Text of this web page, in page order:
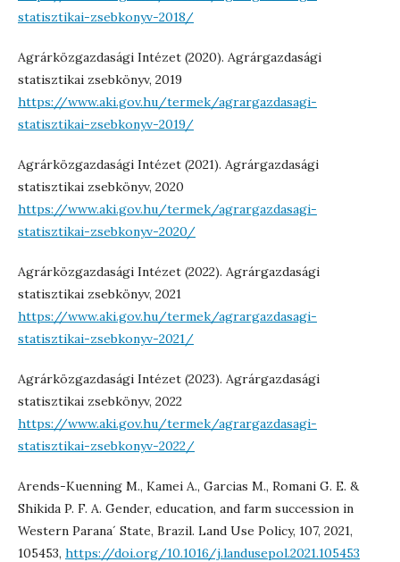
statisztikai-zsebkonyv-2018/
Agrárközgazdasági Intézet (2020). Agrárgazdasági
statisztikai zsebkönyv, 2019
https://www.aki.gov.hu/termek/agrargazdasagi-
statisztikai-zsebkonyv-2019/
Agrárközgazdasági Intézet (2021). Agrárgazdasági
statisztikai zsebkönyv, 2020
https://www.aki.gov.hu/termek/agrargazdasagi-
statisztikai-zsebkonyv-2020/
Agrárközgazdasági Intézet (2022). Agrárgazdasági
statisztikai zsebkönyv, 2021
https://www.aki.gov.hu/termek/agrargazdasagi-
statisztikai-zsebkonyv-2021/
Agrárközgazdasági Intézet (2023). Agrárgazdasági
statisztikai zsebkönyv, 2022
https://www.aki.gov.hu/termek/agrargazdasagi-
statisztikai-zsebkonyv-2022/
Arends-Kuenning M., Kamei A., Garcias M., Romani G. E. &
Shikida P. F. A. Gender, education, and farm succession in
Western Parana´ State, Brazil. Land Use Policy, 107, 2021,
105453, https://doi.org/10.1016/j.landusepol.2021.105453